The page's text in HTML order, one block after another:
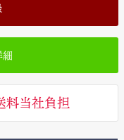
料当社負担